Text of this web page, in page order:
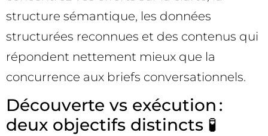
structure sémantique, les données
structurées reconnues et des contenus qui
répondent nettement mieux que la
concurrence aux briefs conversationnels.
Découverte vs exécution :
deux objectifs distincts 🧪